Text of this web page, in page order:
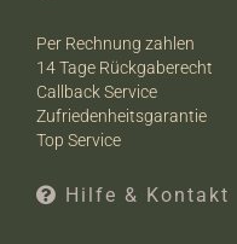
Per Rechnung zahlen
14 Tage Rückgaberecht
Callback Service
Zufriedenheitsgarantie
Top Service
Hilfe & Kontakt